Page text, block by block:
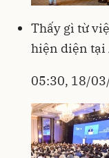
Thấy gì từ
hiện diện tại
05:30, 18/